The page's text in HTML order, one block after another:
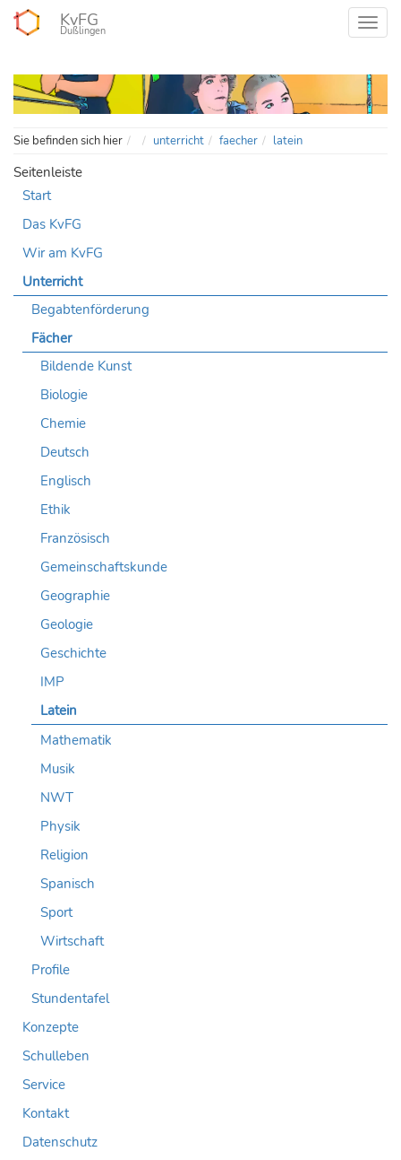
KvFG
Dußlingen
Sie befinden sich hier Homeunterricht faecher latein
Seitenleiste
Start
Das KvFG
Wir am KvFG
Unterricht
Begabtenförderung
Fächer
Bildende Kunst
Biologie
Chemie
Deutsch
Englisch
Ethik
Französisch
Gemeinschaftskunde
Geographie
Geologie
Geschichte
IMP
Latein
Mathematik
Musik
NWT
Physik
Religion
Spanisch
Sport
Wirtschaft
Profile
Stundentafel
Konzepte
Schulleben
Service
Kontakt
Datenschutz